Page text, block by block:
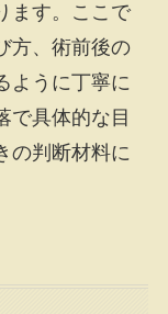
ます。ここで
方、術前後の
ように丁寧に
で具体的な目
の判断材料に